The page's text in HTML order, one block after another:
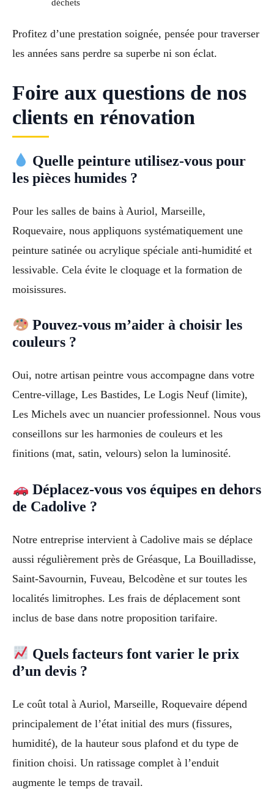
déchets
Profitez d’une prestation soignée, pensée pour traverser
les années sans perdre sa superbe ni son éclat.
Foire aux questions de nos
clients en rénovation
Quelle peinture utilisez-vous pour
les pièces humides ?
Pour les salles de bains à Auriol, Marseille,
Roquevaire, nous appliquons systématiquement une
peinture satinée ou acrylique spéciale anti-humidité et
lessivable. Cela évite le cloquage et la formation de
moisissures.
Pouvez-vous m’aider à choisir les
couleurs ?
Oui, notre artisan peintre vous accompagne dans votre
Centre-village, Les Bastides, Le Logis Neuf (limite),
Les Michels avec un nuancier professionnel. Nous vous
conseillons sur les harmonies de couleurs et les
finitions (mat, satin, velours) selon la luminosité.
Déplacez-vous vos équipes en dehors
de Cadolive ?
Notre entreprise intervient à Cadolive mais se déplace
aussi régulièrement près de Gréasque, La Bouilladisse,
Saint-Savournin, Fuveau, Belcodène et sur toutes les
localités limitrophes. Les frais de déplacement sont
inclus de base dans notre proposition tarifaire.
Quels facteurs font varier le prix
d’un devis ?
Le coût total à Auriol, Marseille, Roquevaire dépend
principalement de l’état initial des murs (fissures,
humidité), de la hauteur sous plafond et du type de
finition choisi. Un ratissage complet à l’enduit
augmente le temps de travail.